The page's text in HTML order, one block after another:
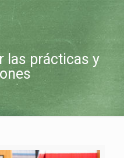
las prácticas y